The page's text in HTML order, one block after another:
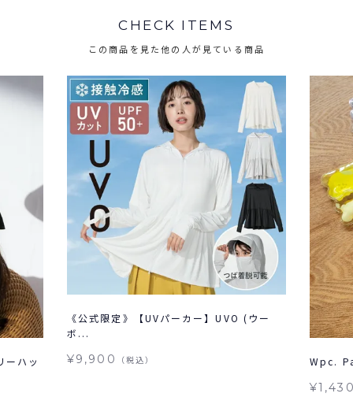
CHECK ITEMS
この商品を見た他の人が見ている商品
ーハッ
《公式限定》【UVパーカー】UVO (ウー
ボ...
¥9,900 （税込） Wpc.